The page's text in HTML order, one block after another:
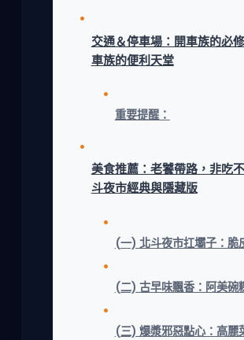
交通＆停車場：開車族的必
車族的便利天堂
重要提醒：
美食推薦：老饕帶路，非吃
斗夜市經典與隱藏版
(一) 北斗夜市扛壩子：脆
(二) 古早味飄香：阿美碗
(三) 爆漿邪惡點心：高麗